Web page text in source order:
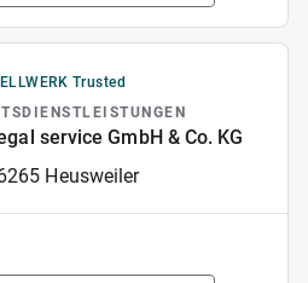
Trusted
service GmbH & Co. KG
Heusweiler